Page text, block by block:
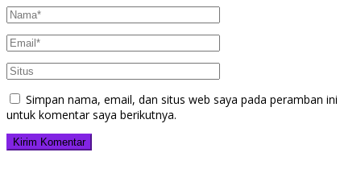
Simpan nama, email, dan situs web saya pada peramban ini
untuk komentar saya berikutnya.